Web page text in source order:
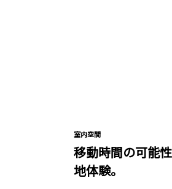
室内空間
移動時間の可能
地体験。